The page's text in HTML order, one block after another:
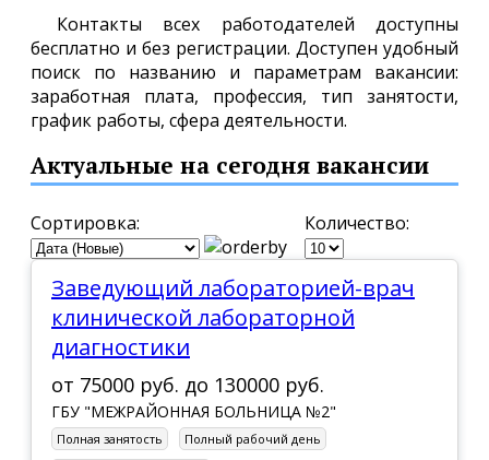
Контакты всех работодателей доступны
бесплатно и без регистрации. Доступен удобный
поиск по названию и параметрам вакансии:
заработная плата, профессия, тип занятости,
график работы, сфера деятельности.
Актуальные на сегодня вакансии
Сортировка: Количество:
заведующий лабораторией-врач
клинической лабораторной
диагностики
от 75000 руб. до 130000 руб.
ГБУ "МЕЖРАЙОННАЯ БОЛЬНИЦА №2"
Полная занятость
Полный рабочий день